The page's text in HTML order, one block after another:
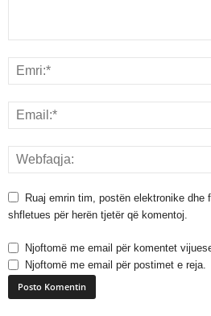
Ruaj emrin tim, postën elektronike dhe
shfletues për herën tjetër që komentoj.
Njoftomë me email për komentet
Njoftomë me email për postimet e reja.